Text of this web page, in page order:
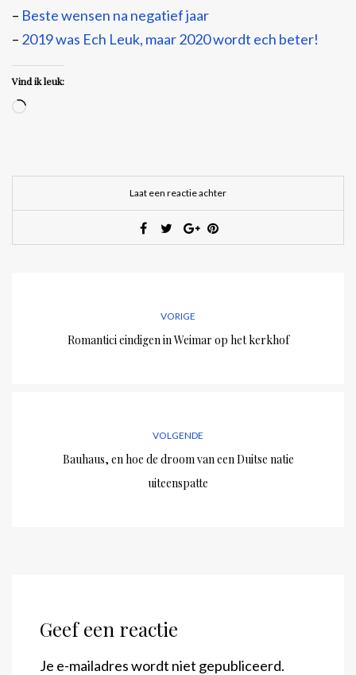
– Beste wensen na negatief jaar
– 2019 was Ech Leuk, maar 2020 wordt ech beter!
Vind ik leuk:
Aan
Laat een reactie achter
VORIGE
Romantici eindigen in Weimar op het kerkhof
VOLGENDE
Bauhaus, en hoe de droom van een Duitse natie
uiteenspatte
Geef een reactie
Je e-mailadres wordt niet gepubliceerd.